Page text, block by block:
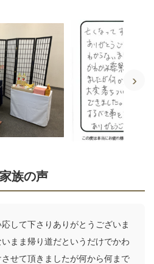
›
族の声
して下さりありがとうございま
まま帰り道だというだけでかわ
せて頂きましたが何から何まで